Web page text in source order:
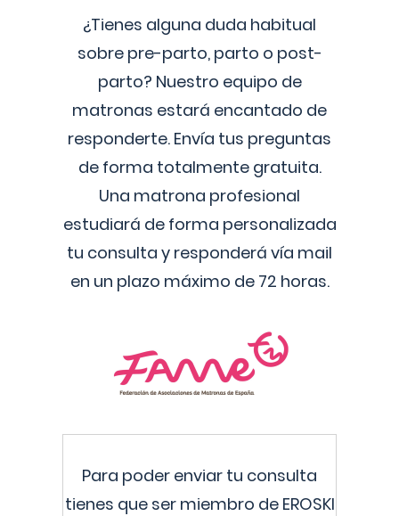
¿Tienes alguna duda habitual
sobre pre-parto, parto o post-
parto? Nuestro equipo de
matronas estará encantado de
responderte. Envía tus preguntas
de forma totalmente gratuita.
Una matrona profesional
estudiará de forma personalizada
tu consulta y responderá vía mail
en un plazo máximo de 72 horas.
Para poder enviar tu consulta
tienes que ser miembro de EROSKI